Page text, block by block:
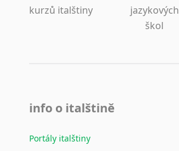
kurzů italštiny
jazykových
škol
info o italštině
Portály italštiny